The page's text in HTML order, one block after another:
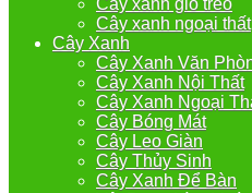
Cây xanh ngoại thất
Cây Xanh
Cây Xanh Văn
Cây Xanh Nội Thất
Cây Xanh Ngoại
Cây Bóng Mát
Cây Leo Giàn
Cây Thủy Sinh
Cây Xanh Để Bàn